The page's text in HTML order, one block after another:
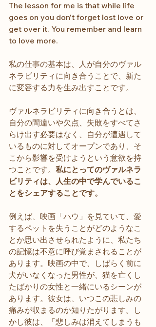
The lesson for me is that while life
goes on you don't forget lost love or
get over it. You remember and learn
to love more.
私の仕事の基本は、人が自分のヴァル
ネラビリティに向き合うことで、新た
に変容する力を生み出すことです。
ヴァルネラビリティに向き合うとは、
自分の間違いや欠点、失敗をすべてさ
らけ出す必要はなく、自分が遭遇して
いるものに対してオープンであり、そ
こから影響を受けようという意欲を持
つことです。 私にとってのヴァルネラ
ビリティは、人生の中で学んでいるこ
とをシェアすることです。
例えば、映画「ハウ」を見ていて、愛
するペットを失うことがどのようなこ
とか思い出させられたように、私たち
の記憶は不意に呼び覚まされることが
あります。映画の中で、しばらく前に
犬がいなくなった男性が、猫を亡くし
たばかりの女性と一緒にいるシーンが
あります。彼女は、いつこの悲しみの
痛みが収まるのか知りたがります。し
かし彼は、「悲しみは消えてしまうも